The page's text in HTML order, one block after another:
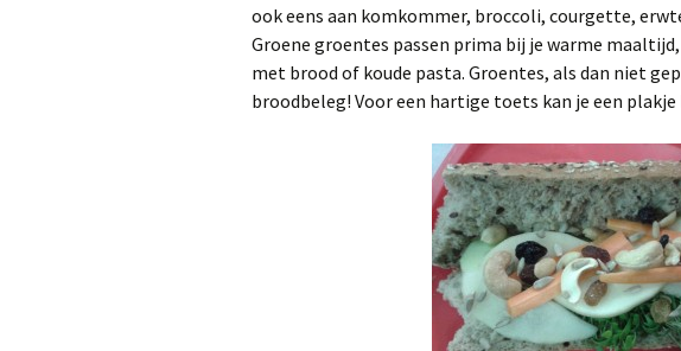
ook eens aan komkommer, broccoli, courgette,
Groene groentes passen prima bij je warme
met brood of koude pasta. Groentes, als dan niet
broodbeleg! Voor een hartige toets kan je een plakje